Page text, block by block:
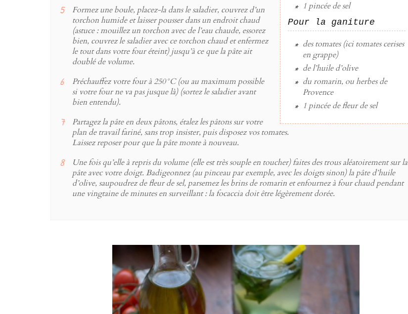
1 pincéedesel
Pour la ganiture
destomates(ici tomates cerises
en grappe)
de l’huile d’olive
du romarin, ou herbes de
Provence
1 pincéedefleur de sel
Formez une boule, placez-la dans le saladier, couvrez d’un
torchon humide et laisser pousser dans un endroit chaud
(astuce : mouillez un torchon avec de l’eau chaude, essorez
bien, couvrez le saladier avec ce torchon chaud et enfermez
le tout dans votre four éteint) jusqu’à ce que la pâte ait
doublé de volume.
Préchauffez votre four à 250°C (ou au maximum possible
si votre four ne va pas jusque là) (sortez le saladier avant
bien entendu).
Partagez la pâte en deux pâtons, étalez les pâtons sur votre
plan de travail fariné, sans trop insister, puis disposez vos tomates.
Laissez reposer pour que la pâte monte à nouveau.
Une fois qu’elle à repris du volume (elle est très souple en toucher) faites des trous aléatoirement sur la
pâte avec votre doigt. Badigeonnez (au pinceau par exemple, avec les doigts sinon) la pâte d’huile
d’olive, saupoudrez de fleur de sel, parsemez les brins de romarin et enfournez à four chaud pendant
une vingtaine de minutes en surveillant : la focaccia doit être légèrement dorée.